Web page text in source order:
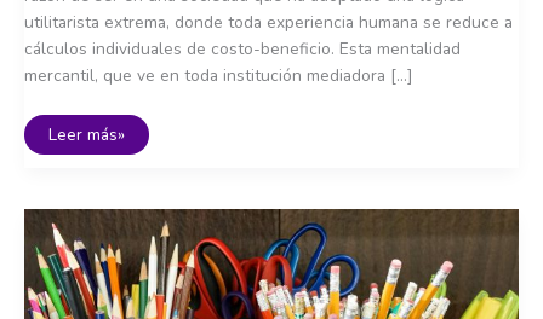
utilitarista extrema, donde toda experiencia humana se reduce a
cálculos individuales de costo-beneficio. Esta mentalidad
mercantil, que ve en toda institución mediadora […]
La
universidad
institucional:
recuperando
el
sentido
de
la
trascendencia
Leer más»